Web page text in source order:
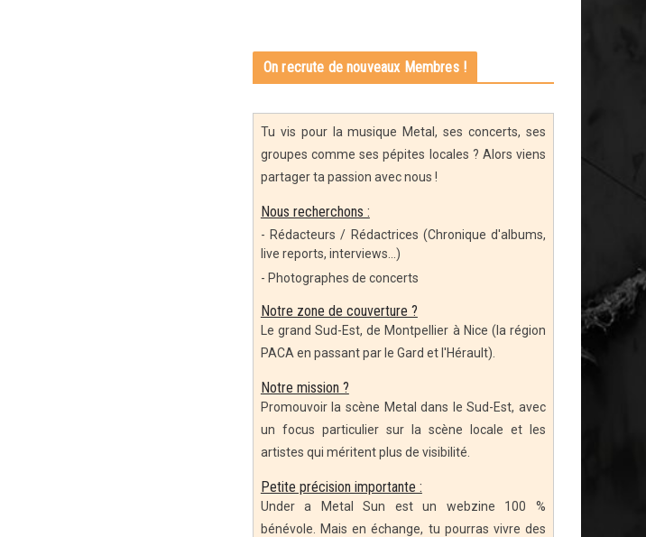
On recrute de nouveaux Membres !
Tu vis pour la musique Metal, ses concerts, ses
groupes comme ses pépites locales ? Alors viens
partager ta passion avec nous !
Nous recherchons :
- Rédacteurs / Rédactrices (Chronique d'albums,
live reports, interviews...)
- Photographes de concerts
Notre zone de couverture ?
Le grand Sud-Est, de Montpellier à Nice (la région
PACA en passant par le Gard et l'Hérault).
Notre mission ?
Promouvoir la scène Metal dans le Sud-Est, avec
un focus particulier sur la scène locale et les
artistes qui méritent plus de visibilité.
Petite précision importante :
Under a Metal Sun est un webzine 100 %
bénévole. Mais en échange, tu pourras vivre des